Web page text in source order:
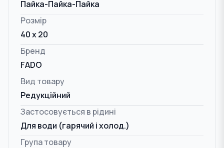
Пайка-Пайка-Пайка
Розмір
40 x 20
Бренд
FADO
Вид товару
Редукційний
Застосовується в рідині
Для води (гарячий і холод.)
Група товару